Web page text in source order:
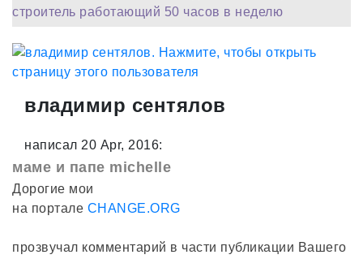
строитель работающий 50 часов в неделю
владимир сентялов
написал 20 Apr, 2016:
маме и папе michelle
Дорогие мои
на портале CHANGE.ORG
прозвучал комментарий в части публикации Вашего